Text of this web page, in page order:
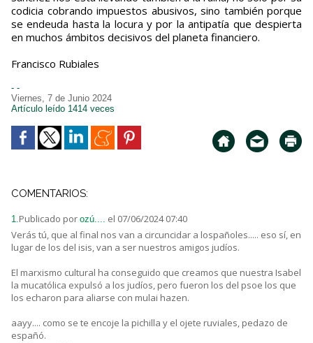
codicia cobrando impuestos abusivos, sino también porque
se endeuda hasta la locura y por la antipatía que despierta
en muchos ámbitos decisivos del planeta financiero.
Francisco Rubiales
- -
Viernes, 7 de Junio 2024
Artículo leído 1414 veces
COMENTARIOS:
1.Publicado por ozú.... el 07/06/2024 07:40
Verás tú, que al final nos van a circuncidar a lospañoles..... eso sí, en
lugar de los del isis, van a ser nuestros amigos judíos.
El marxismo cultural ha conseguido que creamos que nuestra Isabel
la mucatólica expulsó a los judíos, pero fueron los del psoe los que
los echaron para aliarse con mulai hazen.
aayy.... como se te encoje la pichilla y el ojete ruviales, pedazo de
españó.